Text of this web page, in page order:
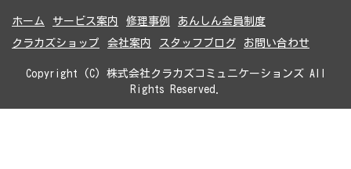
ホーム サービス案内 修理事例
あんしん会員制度
クラカズショップ
会社案内 スタッフブログ お問い合わせ
Copyright (C) 株式会社クラカズコミュニケーションズ All
Rights Reserved.